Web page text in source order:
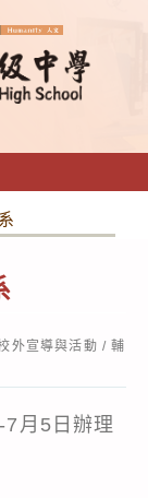
外宣導與活動 / 輔
7月5日辦理